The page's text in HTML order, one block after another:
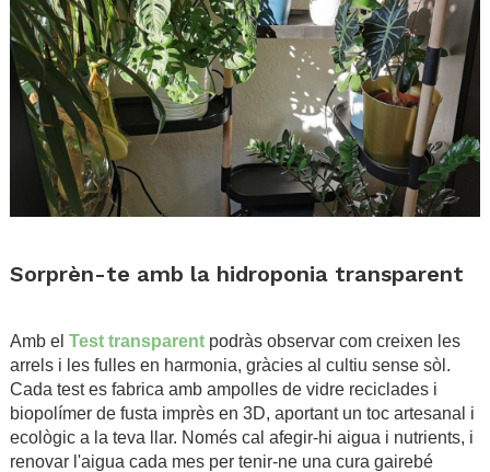
Sorprèn-te amb la hidroponia transparent
Amb el Test transparent podràs observar com creixen les
arrels i les fulles en harmonia, gràcies al cultiu sense sòl.
Cada test es fabrica amb ampolles de vidre reciclades i
biopolímer de fusta imprès en 3D, aportant un toc artesanal i
ecològic a la teva llar. Només cal afegir-hi aigua i nutrients, i
renovar l'aigua cada mes per tenir-ne una cura gairebé